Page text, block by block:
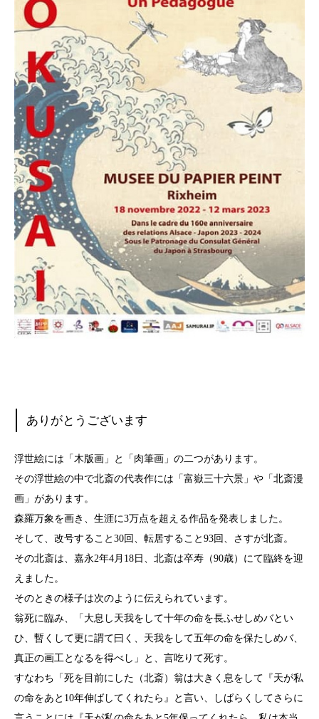
ありがとうございます
浮世絵には「木版画」と「肉筆画」の二つがあります。
その浮世絵の中で北斎の代表作には「富嶽三十六景」や「北斎漫
画」があります。
森羅万象を画き、生涯に3万点を超える作品を発表しました。
そして、改号すること30回、転居すること93回、さすが北斎。
その北斎は、嘉永2年4月18日、北斎は卒寿（90歳）にて臨終を迎
えました。
そのときの様子は次のように伝えられています。
翁死に臨み、「大息し天我をして十年の命を長ふせしめバとい
ひ、暫くして更に謂て曰く、天我をして五年の命を保たしめバ、
真正の画工となるを得べし」と、言吃りて死す 。
すなわち「死を目前にした（北斎）翁は大きく息をして『天が私
の命をあと10年伸ばしてくれたら』と言い、しばらくしてさらに